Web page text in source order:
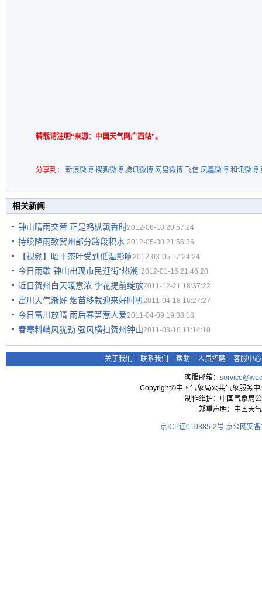
转载请注明“来源：中国天气网广西站”。
分享到： 新浪微博 搜狐微博 腾讯微博 网易微博 飞信 凤凰微博 和讯微博
相关新闻
钟山晴雨交替 正是鸡枞飘香时2012-06-18 20:57:24
持续降雨致贺州部分路段积水 2012-05-30 21:56:36
【视频】昭平茶叶受到低温影响2012-03-05 17:24:24
今日雨歇 钟山出现市民逛街“热潮”2012-01-16 21:46:20
近日贺州白天暖意浓 李花提前绽放2011-12-21 18:37:22
富川天气渐好 烟苗移栽迎来好时机2011-04-18 16:27:27
今日富川放晴 雨后春笋惹人爱2011-04-09 19:38:18
春寒料峭风犹劲 强风横扫贺州钟山2011-03-16 11:14:10
关于我们 - 联系我们 - 帮助 - 人员招聘 - 客服中心
客服邮箱：
Copyright©中国气象局公共气象服务
制作维护：中国气象局
郑重声明：中国天
京ICP证010385-2号 京公网安